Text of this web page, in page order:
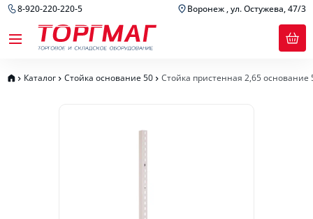
8-920-220-220-5 Воронеж , ул. Остужева, 47/3
Каталог Стойка основание 50 Стойка пристенная 2,65 основание